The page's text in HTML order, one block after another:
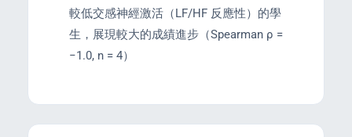
較低交感神經激活（LF/HF 反應性）的學
生，展現較大的成績進步（Spearman ρ =
−1.0, n = 4）